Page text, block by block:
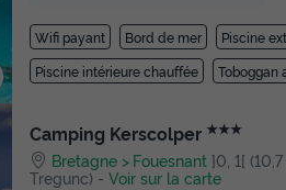
Wifi payant Bord de mer
Piscine
Piscine intérieure chauffée
Toboggan
Camping Kerscolper ★★★
Bretagne Fouesnant ]0, 1[
Tregunc) - Voir sur la carte